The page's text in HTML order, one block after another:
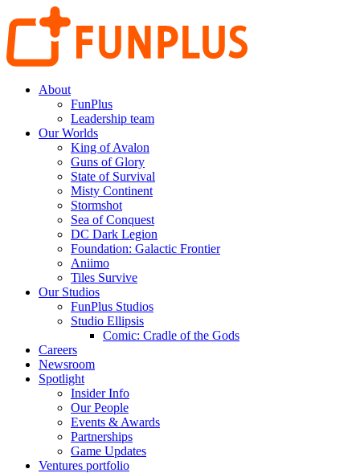
About
FunPlus
Leadership team
Our Worlds
King of Avalon
Guns of Glory
State of Survival
Misty Continent
Stormshot
Sea of Conquest
DC Dark Legion
Foundation: Galactic Frontier
Aniimo
Tiles Survive
Our Studios
FunPlus Studios
Studio Ellipsis
Comic: Cradle of the Gods
Careers
Newsroom
Spotlight
Insider Info
Our People
Events & Awards
Partnerships
Game Updates
Ventures portfolio